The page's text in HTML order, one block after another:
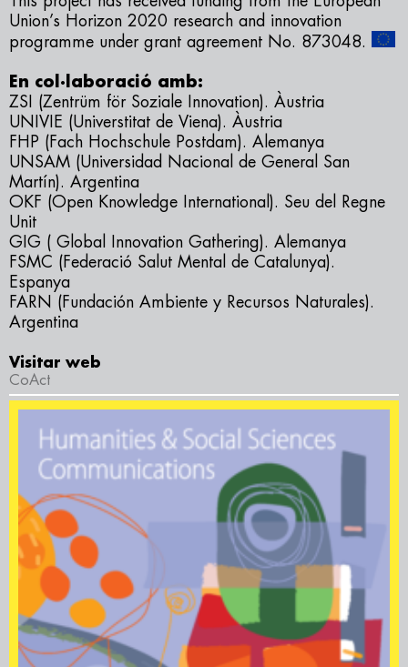
Union’s Horizon 2020 research and innovation
programme under grant agreement No. 873048.
En col·laboració amb:
ZSI (Zentrüm för Soziale Innovation). Àustria
UNIVIE (Universtitat de Viena). Àustria
FHP (Fach Hochschule Postdam). Alemanya
UNSAM (Universidad Nacional de General San
Martín). Argentina
OKF (Open Knowledge International). Seu del Regne
Unit
GIG ( Global Innovation Gathering). Alemanya
FSMC (Federació Salut Mental de Catalunya).
Espanya
FARN (Fundación Ambiente y Recursos Naturales).
Argentina
Visitar web
CoAct